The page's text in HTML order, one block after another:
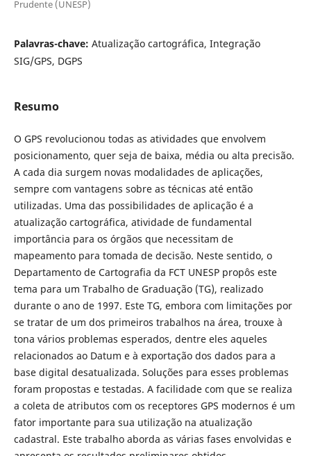
Prudente (UNESP)
Palavras-chave: Atualização cartográfica, Integração
SIG/GPS, DGPS
Resumo
O GPS revolucionou todas as atividades que envolvem
posicionamento, quer seja de baixa, média ou alta precisão.
A cada dia surgem novas modalidades de aplicações,
sempre com vantagens sobre as técnicas até então
utilizadas. Uma das possibilidades de aplicação é a
atualização cartográfica, atividade de fundamental
importância para os órgãos que necessitam de
mapeamento para tomada de decisão. Neste sentido, o
Departamento de Cartografia da FCT UNESP propôs este
tema para um Trabalho de Graduação (TG), realizado
durante o ano de 1997. Este TG, embora com limitações por
se tratar de um dos primeiros trabalhos na área, trouxe à
tona vários problemas esperados, dentre eles aqueles
relacionados ao Datum e à exportação dos dados para a
base digital desatualizada. Soluções para esses problemas
foram propostas e testadas. A facilidade com que se realiza
a coleta de atributos com os receptores GPS modernos é um
fator importante para sua utilização na atualização
cadastral. Este trabalho aborda as várias fases envolvidas e